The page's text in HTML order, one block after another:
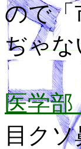
ので
ぢゃ
医学
目ク